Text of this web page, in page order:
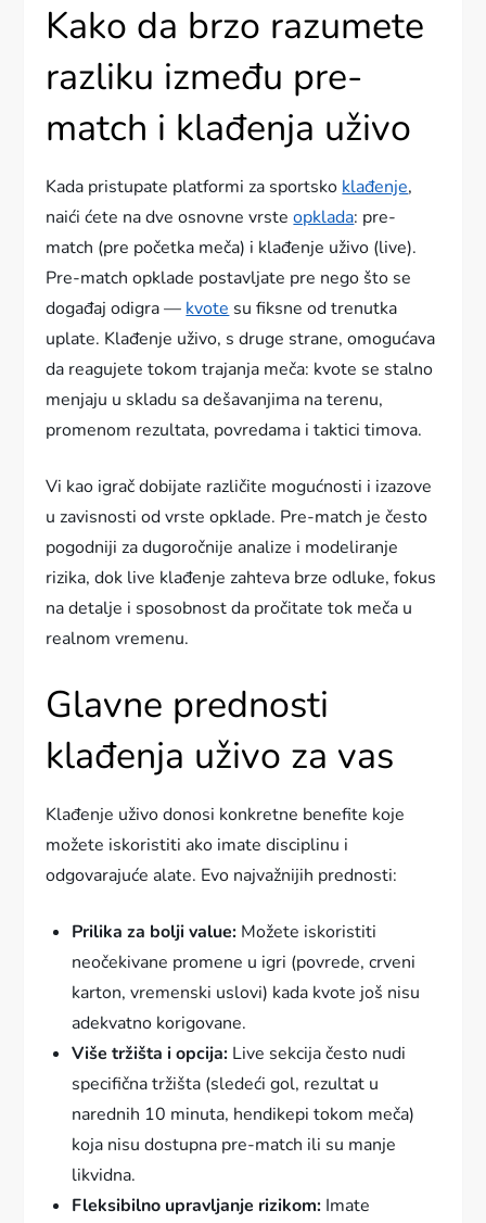
Kako da brzo razumete
razliku između pre-
match i klađenja uživo
Kada pristupate platformi za sportsko klađenje,
naići ćete na dve osnovne vrsteopklada: pre-
match (pre početka meča) i klađenje uživo (live).
Pre-match opklade postavljate pre nego što se
događaj odigra — kvote su fiksne od trenutka
uplate. Klađenje uživo, s druge strane, omogućava
da reagujete tokom trajanja meča: kvote se stalno
menjaju u skladu sa dešavanjima na terenu,
promenom rezultata, povredama i taktici timova.
Vi kao igrač dobijate različite mogućnosti i izazove
u zavisnosti od vrste opklade. Pre-match je često
pogodniji za dugoročnije analize i modeliranje
rizika, dok live klađenje zahteva brze odluke, fokus
na detalje i sposobnost da pročitate tok meča u
realnom vremenu.
Glavne prednosti
klađenja uživo za vas
Klađenje uživo donosi konkretne benefite koje
možete iskoristiti ako imate disciplinu i
odgovarajuće alate. Evo najvažnijih prednosti:
Prilika za bolji value: Možete iskoristiti
neočekivane promene u igri (povrede, crveni
karton, vremenski uslovi) kada kvote još nisu
adekvatno korigovane.
Više tržišta i opcija: Live sekcija često nudi
specifična tržišta (sledeći gol, rezultat u
narednih 10 minuta, hendikepi tokom meča)
koja nisu dostupna pre-match ili su manje
likvidna.
Fleksibilno upravljanje rizikom: Imate